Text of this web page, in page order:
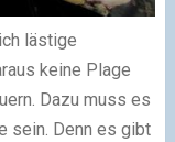
lästige
keine Plage
Dazu muss es
sein. Denn es gibt